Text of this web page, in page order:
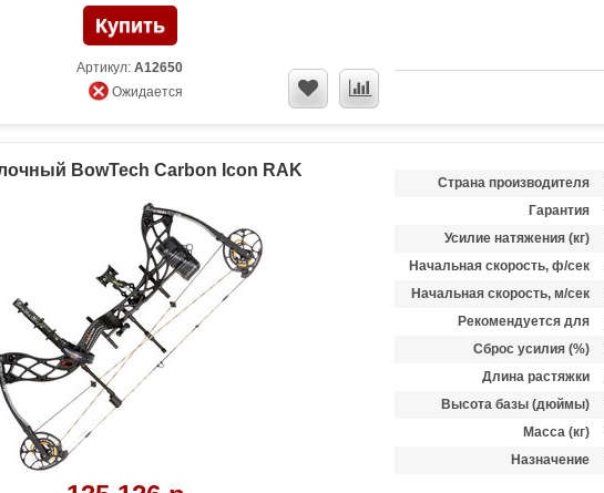
Артикул: A12650
Ожидается
BowTech Carbon Icon RAK
Страна производителя
Гарантия
Усилие натяжения (кг)
Начальная скорость, ф/сек
Начальная скорость, м/сек
Рекомендуется для
Сброс усилия (%)
Длина растяжки
Высота базы (дюймы)
Масса (кг)
Назначение